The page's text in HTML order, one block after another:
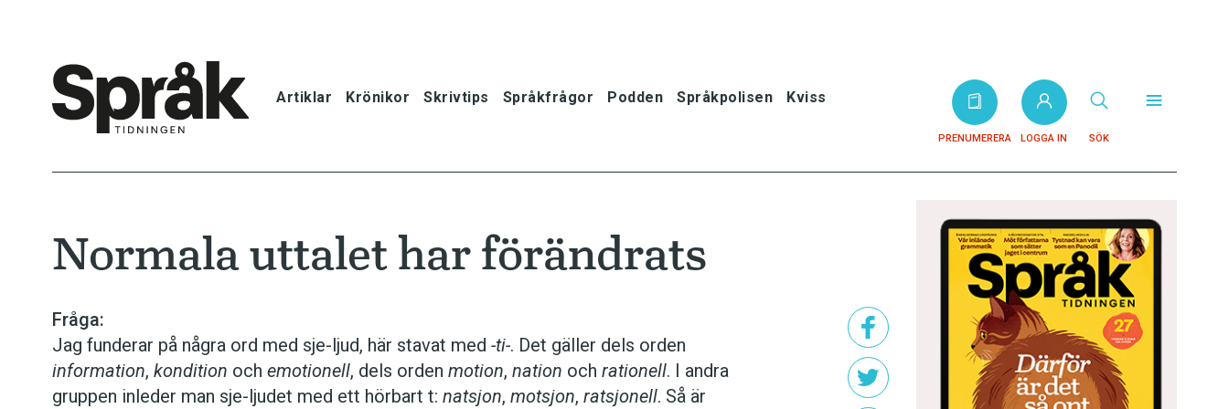
Artiklar Krönikor Skrivtips Språkfrågor Podden Språkpolisen Kviss
PRENUMERERA LOGGA IN SÖK
Krönikor
Skrivtips
Bokrecensioner
Normala uttalet har förändrats
Fråga:
Jag funderar på några ord med sje-ljud, här stavat med -ti-. Det gäller dels orden
infor­mation, kondition och emotio­nell, dels orden motion, nation och rationell. I andra
gruppen inleder man sje-ljudet med ett hörbart t: natsjon, motsjon, ratsjonell. Så är